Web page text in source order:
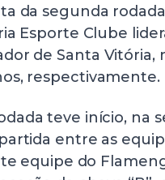
da segunda
Esporte Clube
de Santa Vitória,
respectivamente.
teve início, na
entre as
equipe do